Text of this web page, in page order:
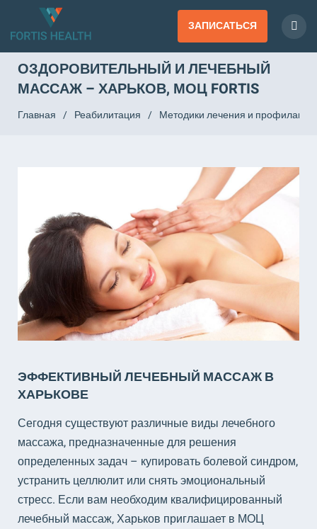
ЗАПИСАТЬСЯ
ОЗДОРОВИТЕЛЬНЫЙ И ЛЕЧЕБНЫЙ
МАССАЖ – ХАРЬКОВ, МОЦ FORTIS
Главная / Реабилитация / Методики лечения и
ЭФФЕКТИВНЫЙ ЛЕЧЕБНЫЙ МАССАЖ В
ХАРЬКОВЕ
Сегодня существуют различные виды лечебного
массажа, предназначенные для решения
определенных задач – купировать болевой синдром,
устранить целлюлит или снять эмоциональный
стресс. Если вам необходим квалифицированный
лечебный массаж, Харьков приглашает в МОЦ